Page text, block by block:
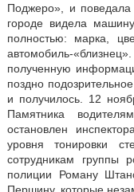
Поджеро», и
городе видела
полностью: марка,
автомобиль-
полученную
поздно
и получилось. 12
Памятника
остановлен
уровня тонировки
сотрудникам группы
полиции Роману
Першину, которые